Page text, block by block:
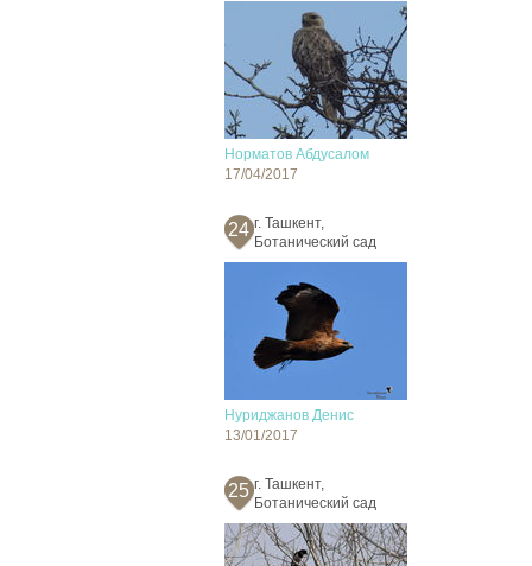
Норматов Абдусалом
17/04/2017
24 г. Ташкент,
Ботанический сад
Нуриджанов Денис
13/01/2017
25 г. Ташкент,
Ботанический сад